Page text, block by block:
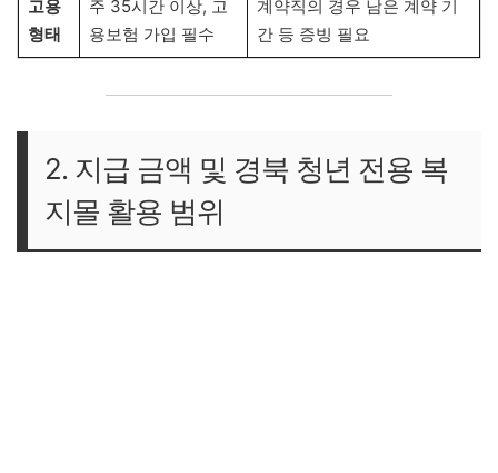
고용
형태
주 35시간 이상, 고
용보험 가입 필수
계약직의 경우 남은 계약 기
간 등 증빙 필요
2. 지급 금액 및 경북 청년 전용 복
지몰 활용 범위